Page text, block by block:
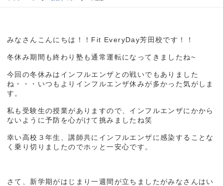
みなさんこんにちは！！Fit EveryDay芳田校です！！
冬休み期間も終わり塾も通常運転になってきましたね~
今回の冬休みはインフルエンザとの戦いでもありました
ね・・・いつもよりインフルエンザ休みが多かった気がしま
す。
私も受験生の授業がありますので、インフルエンザにかから
ないように予防を心がけて挑みましたね笑
幸い高校３年生、講師共にインフルエンザに感染することな
く乗り切りましたのでホッと一安心です。
さて、新学期がはじまり一週間が立ちましたがみなさんはい